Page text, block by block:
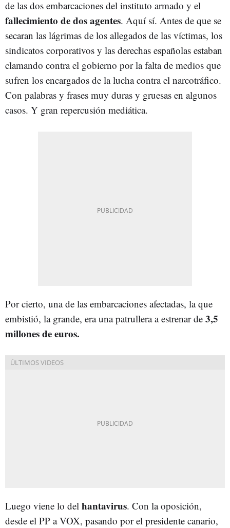
de las dos embarcaciones del instituto armado y el
fallecimiento de dos agentes. Aquí sí. Antes de que se
secaran las lágrimas de los allegados de las víctimas, los
sindicatos corporativos y las derechas españolas estaban
clamando contra el gobierno por la falta de medios que
sufren los encargados de la lucha contra el narcotráfico.
Con palabras y frases muy duras y gruesas en algunos
casos. Y gran repercusión mediática.
Por cierto, una de las embarcaciones afectadas, la que
embistió, la grande, era una patrullera a estrenar de 3,5
millones de euros.
Luego viene lo del hantavirus. Con la oposición,
desde el PP a VOX, pasando por el presidente canario,